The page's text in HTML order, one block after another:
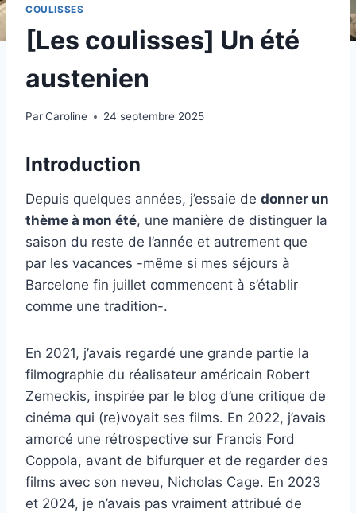
COULISSES
[Les coulisses] Un été
austenien
ParCaroline 24 septembre 2025
Introduction
Depuis quelques années, j’essaie de donner un
thème à mon été, une manière de distinguer la
saison du reste de l’année et autrement que
par les vacances -même si mes séjours à
Barcelone fin juillet commencent à s’établir
comme une tradition-.
En 2021, j’avais regardé une grande partie la
filmographie du réalisateur américain Robert
Zemeckis, inspirée par le blog d’une critique de
cinéma qui (re)voyait ses films. En 2022, j’avais
amorcé une rétrospective sur Francis Ford
Coppola, avant de bifurquer et de regarder des
films avec son neveu, Nicholas Cage. En 2023
et 2024, je n’avais pas vraiment attribué de